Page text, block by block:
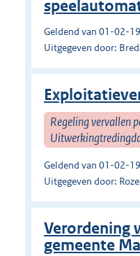
Geldend van 01-02-
Uitgegeven door:
Regeling vervallen
Geldend van 01-02-
Uitgegeven door:
Verordening
gemeente